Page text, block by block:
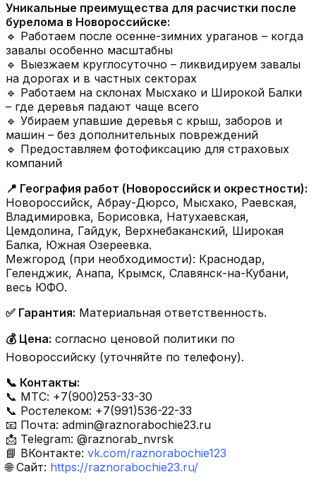
Уникальные преимущества для расчистки после
бурелома в Новороссийске:
🔹 Работаем после осенне-зимних ураганов – когда
завалы особенно масштабны
🔹 Выезжаем круглосуточно – ликвидируем завалы
на дорогах и в частных секторах
🔹 Работаем на склонах Мысхако и Широкой Балки
– где деревья падают чаще всего
🔹 Убираем упавшие деревья с крыш, заборов и
машин – без дополнительных повреждений
🔹 Предоставляем фотофиксацию для страховых
компаний
📍 География работ (Новороссийск и окрестности):
Новороссийск, Абрау-Дюрсо, Мысхако, Раевская,
Владимировка, Борисовка, Натухаевская,
Цемдолина, Гайдук, Верхнебаканский, Широкая
Балка, Южная Озереевка.
Межгород (при необходимости): Краснодар,
Геленджик, Анапа, Крымск, Славянск-на-Кубани,
весь ЮФО.
✅ Гарантия: Материальная ответственность.
💰 Цена: согласно ценовой политики по
Новороссийску (уточняйте по телефону).
📞 Контакты:
📞 МТС: +7(900)253-33-30
📞 Ростелеком: +7(991)536-22-33
📧 Почта: admin@raznorabochie23.ru
📩 Telegram: @raznorab_nvrsk
📘 ВКонтакте: vk.com/raznorabochie123
🌐 Сайт: https://raznorabochie23.ru/